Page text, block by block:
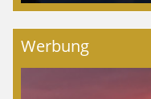
Werbung